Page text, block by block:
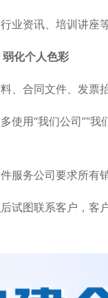
业资讯、培训讲座
化个人色彩
、合同文件、发票
使用“我们公司”“
服务公司要求所有
试图联系客户，客